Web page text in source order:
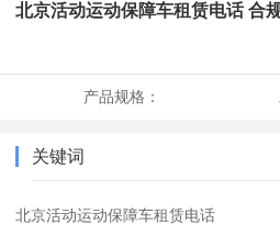
北京活动运动保障车租赁电话 合
产品规格：
关键词
北京活动运动保障车租赁电话